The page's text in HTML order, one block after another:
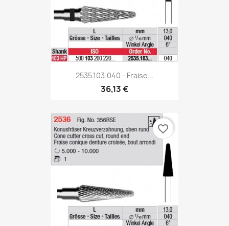
2535.103.040 - Fraise...
36,13 €
favorite_border